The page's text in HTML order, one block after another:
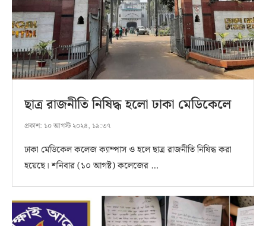
ছাত্র রাজনীতি নিষিদ্ধ হলো ঢাকা মেডিকেলে
প্রকাশ: ১০ আগস্ট ২০২৪, ১৯:৩৭
ঢাকা মেডিকেল কলেজ ক্যাম্পাস ও হলে ছাত্র রাজনীতি নিষিদ্ধ করা
হয়েছে। শনিবার (১০ আগষ্ট) কলেজের …